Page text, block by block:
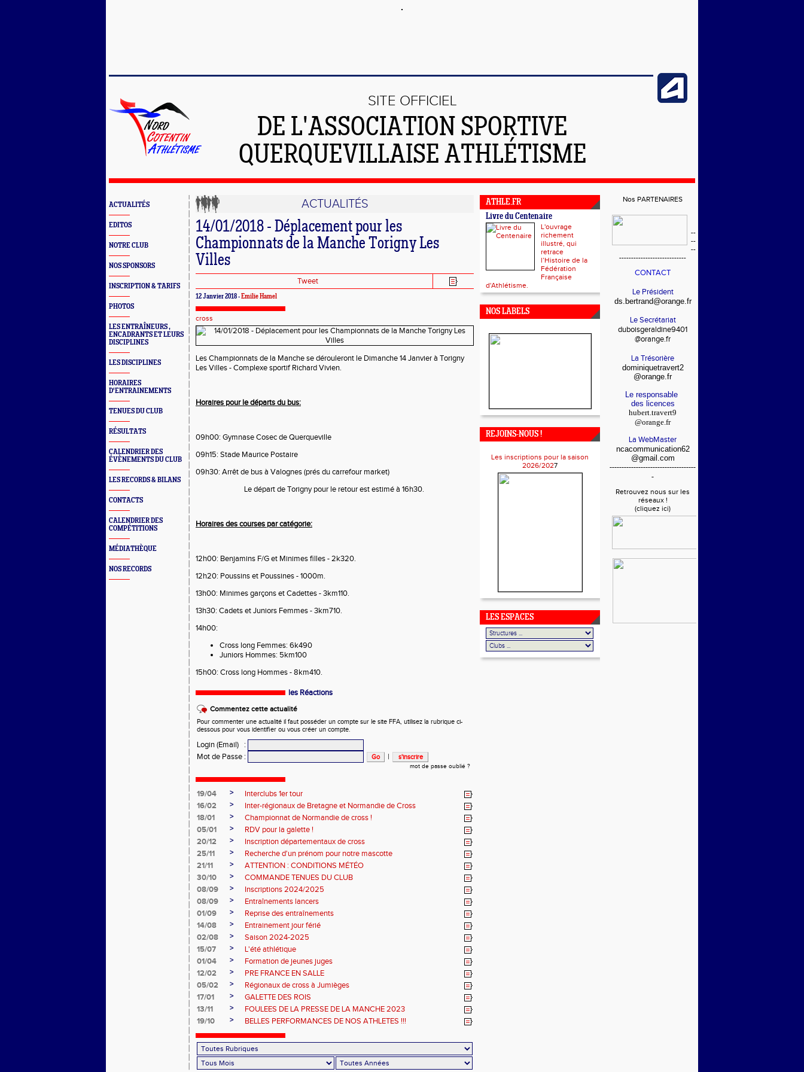
SITE OFFICIEL
DE L'ASSOCIATION SPORTIVE
QUERQUEVILLAISE ATHLÉTISME
ACTUALITÉS
EDITOS
NOTRE CLUB
NOS SPONSORS
INSCRIPTION & TARIFS
PHOTOS
LES ENTRAÎNEURS ,
ENCADRANTS ET LEURS
DISCIPLINES
LES DISCIPLINES
HORAIRES
D'ENTRAINEMENTS
TENUES DU CLUB
RÉSULTATS
CALENDRIER DES
ÉVÈNEMENTS DU CLUB
LES RECORDS & BILANS
CONTACTS
CALENDRIER DES
COMPÉTITIONS
MÉDIATHÈQUE
NOS RECORDS
ACTUALITÉS
14/01/2018 - Déplacement pour les
Championnats de la Manche Torigny Les
Villes
Tweet
12 Janvier 2018 -Emilie Hamel
cross
Les Championnats de la Manche se dérouleront le Dimanche 14 Janvier à Torigny
Les Villes - Complexe sportif Richard Vivien.
Horaires pour le départs du bus:
09h00: Gymnase Cosec de Querqueville
09h15: Stade Maurice Postaire
09h30: Arrêt de bus à Valognes (prés du carrefour market)
Le départ de Torigny pour le retour est estimé à 16h30.
Horaires des courses par catégorie:
12h00: Benjamins F/G et Minimes filles - 2k320.
12h20: Poussins et Poussines - 1000m.
13h00: Minimes garçons et Cadettes - 3km110.
13h30: Cadets et Juniors Femmes - 3km710.
14h00:
Cross long Femmes: 6k490
Juniors Hommes: 5km100
15h00: Cross long Hommes - 8km410.
les Réactions
Commentez cette actualité
Pour commenter une actualité il faut posséder un compte sur le site FFA, utilisez la rubrique ci-
dessous pour vous identifier ou vous créer un compte.
Login (Email)
:
Mot de Passe : |
mot de passe oublié ?
19/04 >
Interclubs 1er tour
16/02
>
Inter-régionaux de Bretagne et Normandie de Cross
18/01
>
Championnat de Normandie de cross !
05/01
>
RDV pour la galette !
20/12
>
Inscription départementaux de cross
25/11
>
Recherche d'un prénom pour notre mascotte
21/11
>
ATTENTION : CONDITIONS MÉTÉO
30/10
>
COMMANDE TENUES DU CLUB
08/09
>
Inscriptions 2024/2025
08/09
>
Entraînements lancers
01/09
>
Reprise des entraînements
14/08
>
Entrainement jour férié
02/08
>
Saison 2024-2025
15/07
>
L'été athlétique
01/04
>
Formation de jeunes juges
12/02
>
PRE FRANCE EN SALLE
05/02
>
Régionaux de cross à Jumièges
17/01
>
GALETTE DES ROIS
13/11
>
FOULEES DE LA PRESSE DE LA MANCHE 2023
19/10
> BELLES PERFORMANCES DE NOS ATHLETES !!!
ATHLE.FR
Livre du Centenaire
L'ouvrage
richement
illustré, qui
retrace
l’Histoire de la
Fédération
Française
d'Athlétisme.
NOS LABELS
REJOINS-NOUS !
Les inscriptions pour la saison
2026/2027
LES ESPACES
Nos PARTENAIRES
--
--
--
----------------------------
CONTACT
Le Président
ds.bertrand@orange.fr
Le Secrétariat
duboisgeraldine9401
@orange.fr
La Trésorière
dominiquetravert2
@orange.fr
Le responsable
des licences
hubert.travert9
@orange.fr
La WebMaster
ncacommunication62
@gmail.com
------------------------------------
-
Retrouvez nous sur les
réseaux !
(cliquez ici)